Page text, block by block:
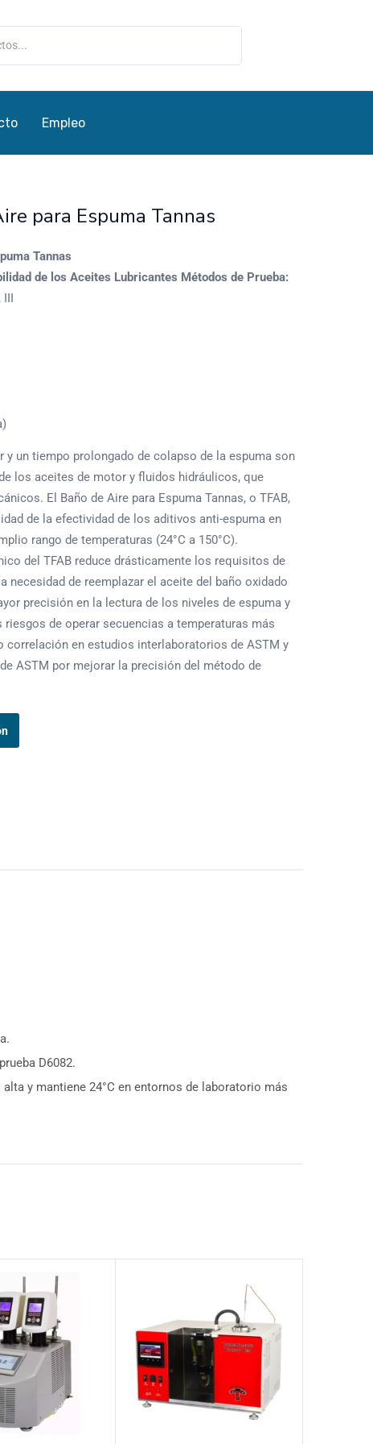
Empleo
para Espuma Tannas
Tannas
de los Aceites Lubricantes Métodos de Prueba:
III
y un tiempo prolongado de colapso de la espuma son
los aceites de motor y fluidos hidráulicos, que
El Baño de Aire para Espuma Tannas, o TFAB,
de la efectividad de los aditivos anti-espuma en
rango de temperaturas (24°C a 150°C).
del TFAB reduce drásticamente los requisitos de
necesidad de reemplazar el aceite del baño oxidado
precisión en la lectura de los niveles de espuma y
de operar secuencias a temperaturas más
correlación en estudios interlaboratorios de ASTM y
ASTM por mejorar la precisión del método de
D6082.
y mantiene 24°C en entornos de laboratorio más